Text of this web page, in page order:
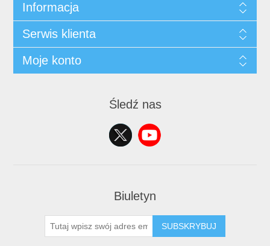
Informacja
Serwis klienta
Moje konto
Śledź nas
Biuletyn
SUBSKRYBUJ